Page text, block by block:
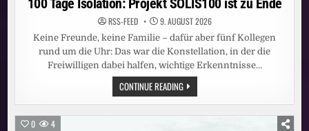
100 Tage Isolation: Projekt SOLIS100 ist zu Ende
RSS-FEED 9. AUGUST 2026
Keine Freunde, keine Familie – dafür aber fünf Kollegen
rund um die Uhr: Das war die Konstellation, in der die
Freiwilligen dabei halfen, wichtige Erkenntnisse…
CONTINUE READING100
TAGE
ISOLATION:
PROJEKT
0 4